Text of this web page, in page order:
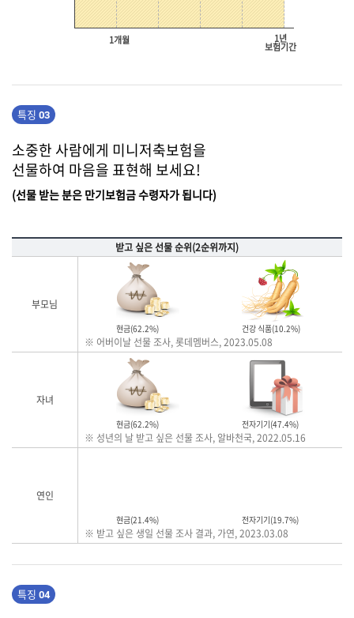
1개월 1년
보험기간
특징 03
소중한 사람에게 미니저축보험을
선물하여 마음을 표현해 보세요!
(선물 받는 분은 만기보험금 수령자가 됩니다)
받고 싶은 선물 순위(2순위까지)
부모님
현금(62.2%) 건강 식품(10.2%)
※ 어버이날 선물 조사, 롯데멤버스, 2023.05.08
자녀
현금(62.2%) 전자기기(47.4%)
※ 성년의 날 받고 싶은 선물 조사, 알바천국, 2022.05.16
연인
현금(21.4%) 전자기기(19.7%)
※ 받고 싶은 생일 선물 조사 결과, 가연, 2023.03.08
특징 04